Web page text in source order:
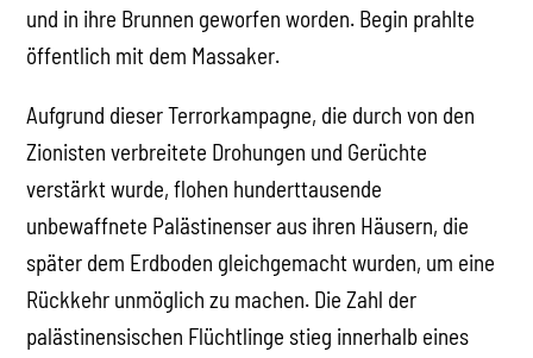
und in ihre Brunnen geworfen worden. Begin prahlte
öffentlich mit dem Massaker.
Aufgrund dieser Terrorkampagne, die durch von den
Zionisten verbreitete Drohungen und Gerüchte
verstärkt wurde, flohen hunderttausende
unbewaffnete Palästinenser aus ihren Häusern, die
später dem Erdboden gleichgemacht wurden, um eine
Rückkehr unmöglich zu machen. Die Zahl der
palästinensischen Flüchtlinge stieg innerhalb eines